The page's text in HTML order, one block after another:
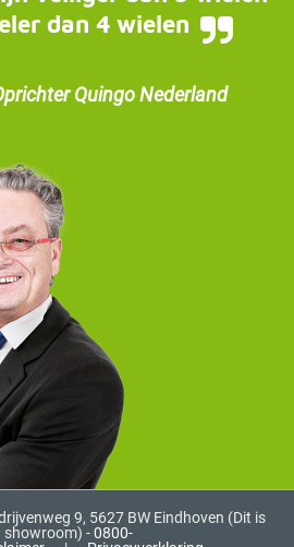
dan 4 wielen
Quingo Nederland
9, 5627 BW Eindhoven (Dit is
showroom) -0800-